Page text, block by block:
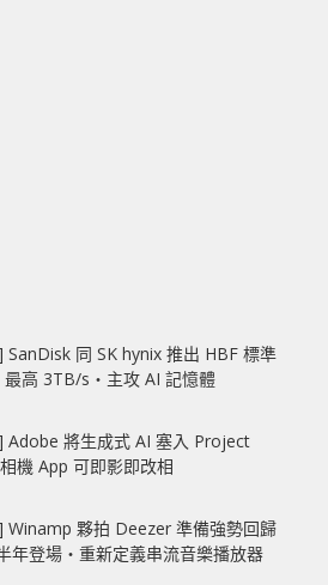
SanDisk 同 SK hynix 推出 HBF 標準
高 3TB/s‧主攻 AI 記憶體
Adobe 將生成式 AI 塞入 Project
機 App 可即影即改相
Winamp 夥拍 Deezer 準備強勢回歸
年登場‧重新定義串流音樂播放器